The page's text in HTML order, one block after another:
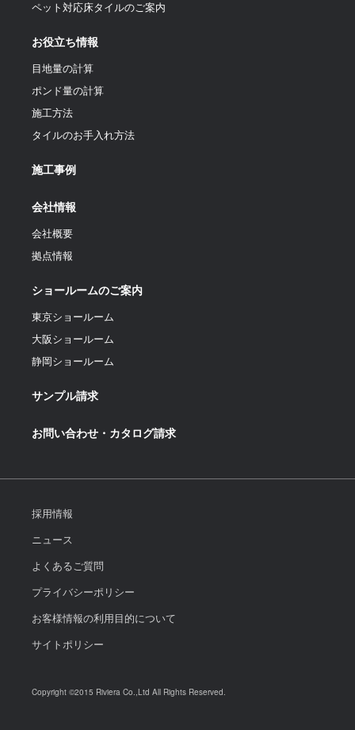
ペット対応床タイルのご案内
お役立ち情報
目地量の計算
ポンド量の計算
施工方法
タイルのお手入れ方法
施工事例
会社情報
会社概要
拠点情報
ショールームのご案内
東京ショールーム
大阪ショールーム
静岡ショールーム
サンプル請求
お問い合わせ・カタログ請求
採用情報
ニュース
よくあるご質問
プライバシーポリシー
お客様情報の利用目的について
サイトポリシー
Copyright ©2015 Riviera Co.,Ltd All Rights Reserved.